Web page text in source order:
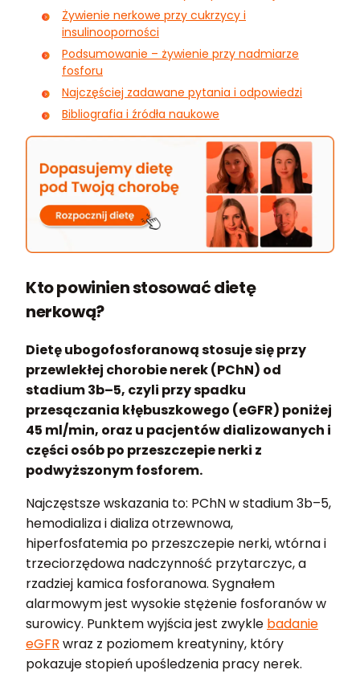
Żywienie nerkowe przy cukrzycy i
insulinooporności
Podsumowanie – żywienie przy nadmiarze
fosforu
Najczęściej zadawane pytania i odpowiedzi
Bibliografia i źródła naukowe
Kto powinien stosować dietę
nerkową?
Dietę ubogofosforanową stosuje się przy
przewlekłej chorobie nerek (PChN) od
stadium 3b–5, czyli przy spadku
przesączania kłębuszkowego (eGFR) poniżej
45 ml/min, oraz u pacjentów dializowanych i
części osób po przeszczepie nerki z
podwyższonym fosforem.
Najczęstsze wskazania to: PChN w stadium 3b–5,
hemodializa i dializa otrzewnowa,
hiperfosfatemia po przeszczepie nerki, wtórna i
trzeciorzędowa nadczynność przytarczyc, a
rzadziej kamica fosforanowa. Sygnałem
alarmowym jest wysokie stężenie fosforanów w
surowicy. Punktem wyjścia jest zwykle badanie
eGFR wraz z poziomem kreatyniny, który
pokazuje stopień upośledzenia pracy nerek.